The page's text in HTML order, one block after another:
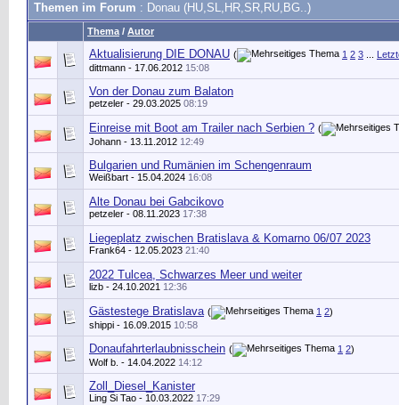
Themen im Forum : Donau (HU,SL,HR,SR,RU,BG..)
Thema / Autor
Aktualisierung DIE DONAU ( 1 2 3
dittmann - 17.06.2012 15:08
Von der Donau zum Balaton
petzeler - 29.03.2025 08:19
Einreise mit Boot am Trailer nach Serbien ? (
Johann - 13.11.2012 12:49
Bulgarien und Rumänien im Schengenraum
Weißbart - 15.04.2024 16:08
Alte Donau bei Gabcikovo
petzeler - 08.11.2023 17:38
Liegeplatz zwischen Bratislava & Komarno 06/07 2023
Frank64 - 12.05.2023 21:40
2022 Tulcea, Schwarzes Meer und weiter
lizb - 24.10.2021 12:36
Gästestege Bratislava ( 1 2)
shippi - 16.09.2015 10:58
Donaufahrterlaubnisschein ( 1 2)
Wolf b. - 14.04.2022 14:12
Zoll_Diesel_Kanister
Ling Si Tao - 10.03.2022 17:29